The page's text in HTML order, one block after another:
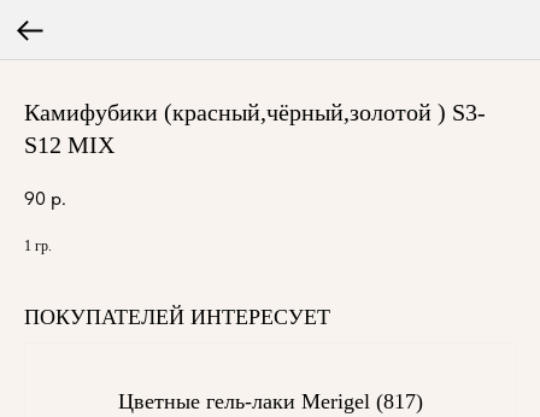
Камифубики (красный,чёрный,золотой ) S3-
S12 MIX
90 р.
1 гр.
ПОКУПАТЕЛЕЙ ИНТЕРЕСУЕТ
Цветные гель-лаки Merigel (817)